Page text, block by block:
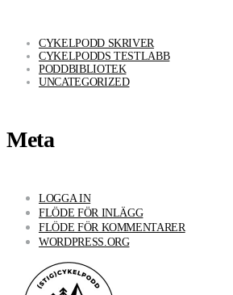
CYKELPODD SKRIVER
CYKELPODDS TESTLABB
PODDBIBLIOTEK
UNCATEGORIZED
Meta
LOGGA IN
FLÖDE FÖR INLÄGG
FLÖDE FÖR KOMMENTARER
WORDPRESS.ORG